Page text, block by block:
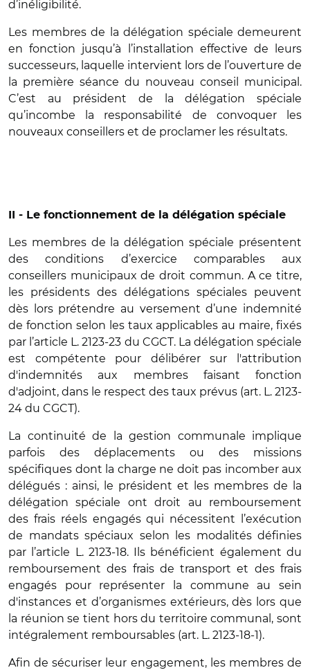
d’inéligibilité.
Les membres de la délégation spéciale demeurent
en fonction jusqu’à l’installation effective de leurs
successeurs, laquelle intervient lors de l’ouverture de
la première séance du nouveau conseil municipal.
C’est au président de la délégation spéciale
qu’incombe la responsabilité de convoquer les
nouveaux conseillers et de proclamer les résultats.
II - Le fonctionnement de la délégation spéciale
Les membres de la délégation spéciale présentent
des conditions d’exercice comparables aux
conseillers municipaux de droit commun. A ce titre,
les présidents des délégations spéciales peuvent
dès lors prétendre au versement d’une indemnité
de fonction selon les taux applicables au maire, fixés
par l’article L. 2123-23 du CGCT. La délégation spéciale
est compétente pour délibérer sur l'attribution
d'indemnités aux membres faisant fonction
d'adjoint, dans le respect des taux prévus (art. L. 2123-
24 du CGCT).
La continuité de la gestion communale implique
parfois des déplacements ou des missions
spécifiques dont la charge ne doit pas incomber aux
délégués : ainsi, le président et les membres de la
délégation spéciale ont droit au remboursement
des frais réels engagés qui nécessitent l’exécution
de mandats spéciaux selon les modalités définies
par l’article L. 2123-18. Ils bénéficient également du
remboursement des frais de transport et des frais
engagés pour représenter la commune au sein
d'instances et d’organismes extérieurs, dès lors que
la réunion se tient hors du territoire communal, sont
intégralement remboursables (art. L. 2123-18-1).
Afin de sécuriser leur engagement, les membres de